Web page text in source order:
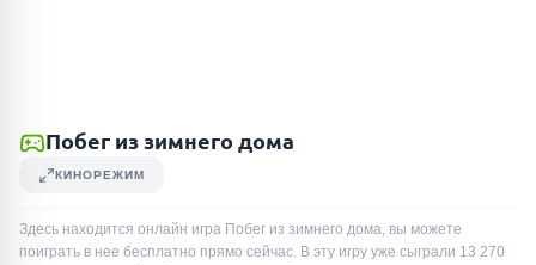
Побег из зимнего дома
КИНОРЕЖИМ
Здесь находится онлайн игра Побег из зимнего дома, вы можете
поиграть в нее бесплатно прямо сейчас. В эту игру уже сыграли 13 270